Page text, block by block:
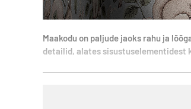
Maakodu on paljude jaoks rahu ja
detailid, alates sisustuselementidest